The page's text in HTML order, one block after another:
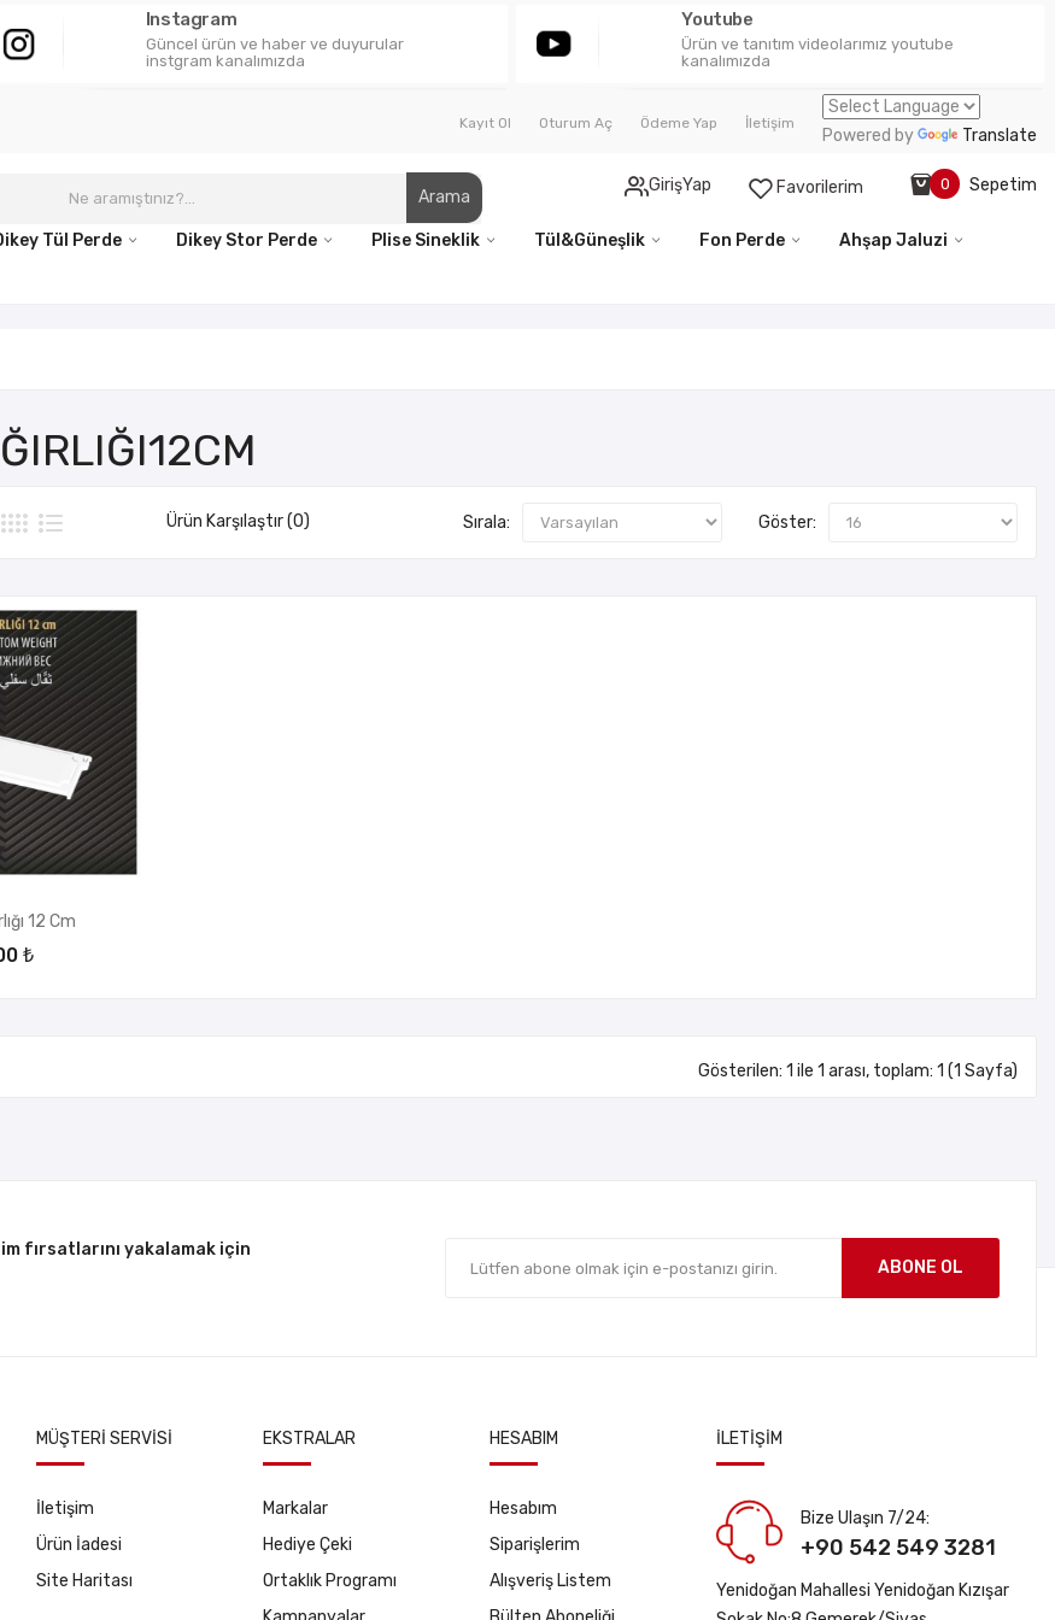
Instagram
Güncel ürün ve haber ve duyurular
instgram kanalımızda
Youtube
Ürün ve tanıtım videolarımız youtube
kanalımızda
Kayıt Ol Oturum Aç Ödeme Yap İletişim
Powered by Translate
GirişYap Favorilerim 0 Sepetim
Arama
Tül Perde Dikey Stor Perde Plise Sineklik Tül&Güneşlik Fon Perde Ahşap Jaluzi
Ürün Karşılaştır (0) Sırala: Göster:
12 Cm
₺
Gösterilen: 1 ile 1 arası, toplam: 1 (1 Sayfa)
fırsatlarını yakalamak için
ABONE OL
MÜŞTERI SERVISI
İletişim
Ürün İadesi
Site Haritası
EKSTRALAR
Markalar
Hediye Çeki
Ortaklık Programı
HESABIM
Hesabım
Siparişlerim
Alışveriş Listem
İLETIŞIM
Bize Ulaşın 7/24:
+90 542 549 3281
Yenidoğan Mahallesi Yenidoğan Kızışar